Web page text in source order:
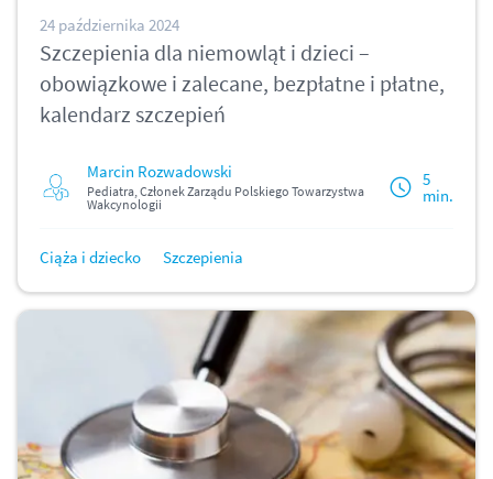
24 października 2024
Szczepienia dla niemowląt i dzieci –
obowiązkowe i zalecane, bezpłatne i płatne,
kalendarz szczepień
Marcin Rozwadowski
Pediatra, Członek Zarządu Polskiego Towarzystwa
Wakcynologii
5
min.
Ciąża i dziecko Szczepienia